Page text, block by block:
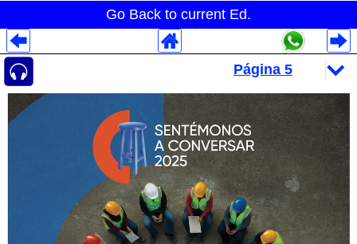
Go Back to current Ed.
Despliegues Analytics
Despliegues Totales
Despliegues por Rubros